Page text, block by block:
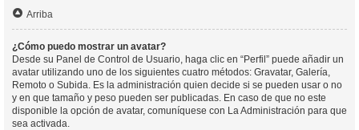
Arriba
¿Cómo puedo mostrar un avatar?
Desde su Panel de Control de Usuario, haga clic en “Perfil” puede añadir un
avatar utilizando uno de los siguientes cuatro métodos: Gravatar, Galería,
Remoto o Subida. Es la administración quien decide si se pueden usar o no
y en que tamaño y peso pueden ser publicadas. En caso de que no este
disponible la opción de avatar, comuníquese con La Administración para que
sea activada.